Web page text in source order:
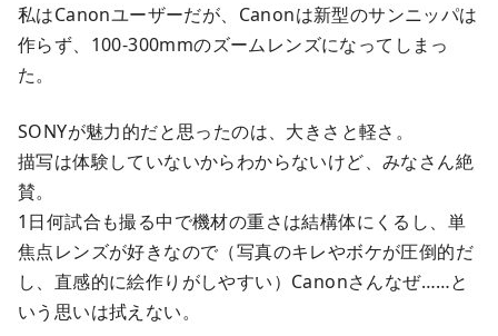
私はCanonユーザーだが、Canonは新型のサンニッパは
作らず、100-300mmのズームレンズになってしまっ
た。
SONYが魅力的だと思ったのは、大きさと軽さ。
描写は体験していないからわからないけど、みなさん絶
賛。
1日何試合も撮る中で機材の重さは結構体にくるし、単
焦点レンズが好きなので（写真のキレやボケが圧倒的だ
し、直感的に絵作りがしやすい）Canonさんなぜ……と
いう思いは拭えない。